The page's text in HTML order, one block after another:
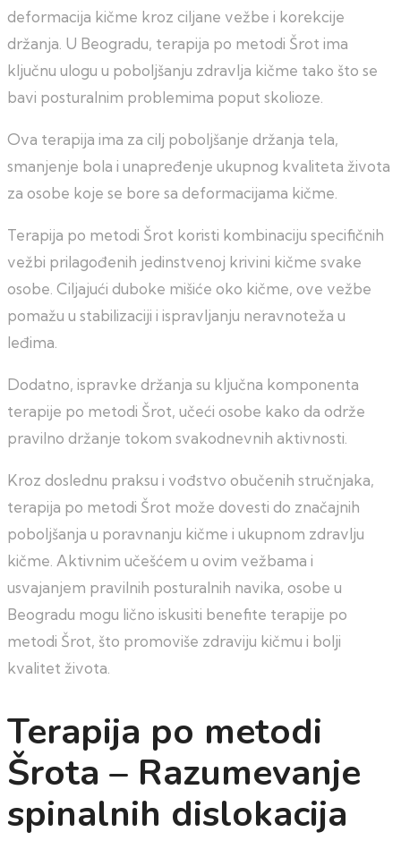
deformacija kičme kroz ciljane vežbe i korekcije
držanja. U Beogradu, terapija po metodi Šrot ima
ključnu ulogu u poboljšanju zdravlja kičme tako što se
bavi posturalnim problemima poput skolioze.
Ova terapija ima za cilj poboljšanje držanja tela,
smanjenje bola i unapređenje ukupnog kvaliteta života
za osobe koje se bore sa deformacijama kičme.
Terapija po metodi Šrot koristi kombinaciju specifičnih
vežbi prilagođenih jedinstvenoj krivini kičme svake
osobe. Ciljajući duboke mišiće oko kičme, ove vežbe
pomažu u stabilizaciji i ispravljanju neravnoteža u
leđima.
Dodatno, ispravke držanja su ključna komponenta
terapije po metodi Šrot, učeći osobe kako da održe
pravilno držanje tokom svakodnevnih aktivnosti.
Kroz doslednu praksu i vođstvo obučenih stručnjaka,
terapija po metodi Šrot može dovesti do značajnih
poboljšanja u poravnanju kičme i ukupnom zdravlju
kičme. Aktivnim učešćem u ovim vežbama i
usvajanjem pravilnih posturalnih navika, osobe u
Beogradu mogu lično iskusiti benefite terapije po
metodi Šrot, što promoviše zdraviju kičmu i bolji
kvalitet života.
Terapija po metodi
Šrota – Razumevanje
spinalnih dislokacija